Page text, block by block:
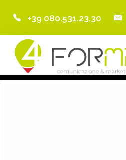
Home
Chi Siamo
+39 080.531.23.30